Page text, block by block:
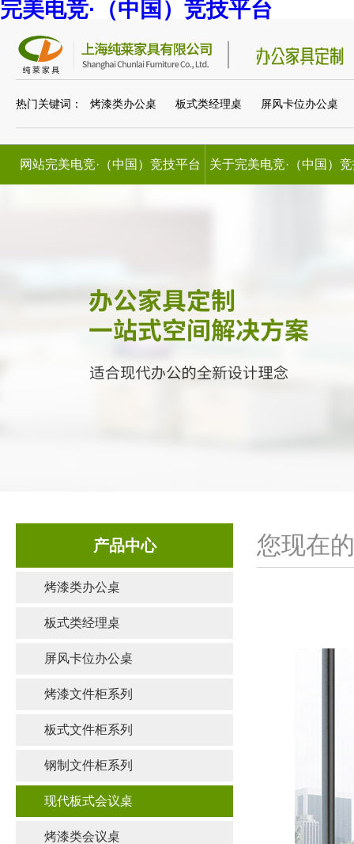
完美电竞·（中国）竞技平台
热门关键词： 烤漆类办公桌 板式类经理桌 屏风卡位办公桌
网站完美电竞·（中国）竞技平台 关于完美电竞·（中国）
产品中心
烤漆类办公桌
板式类经理桌
屏风卡位办公桌
烤漆文件柜系列
板式文件柜系列
钢制文件柜系列
现代板式会议桌
烤漆类会议桌
您现在